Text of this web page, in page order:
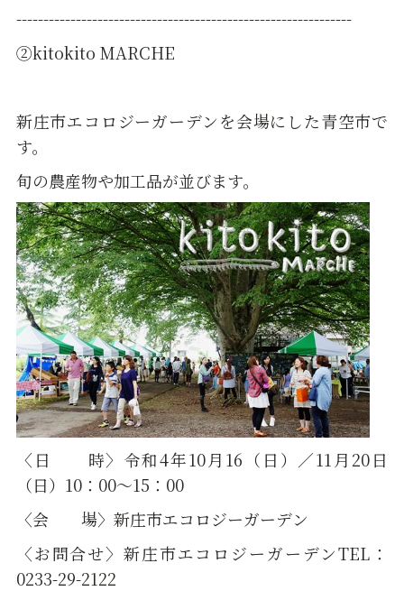
--------------------------------------------------------------
②kitokito MARCHE
新庄市エコロジーガーデンを会場にした青空市で
す。
旬の農産物や加工品が並びます。
〈日 時〉令和4年10月16（日）／11月20日
（日）10：00～15：00
〈会 場〉新庄市エコロジーガーデン
〈お問合せ〉新庄市エコロジーガーデンTEL：
0233-29-2122